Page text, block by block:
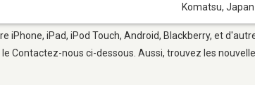
Komatsu, Japan
iPhone, iPad, iPod Touch, Android, Blackberry, et
Contactez-nous ci-dessous. Aussi, trouvez les